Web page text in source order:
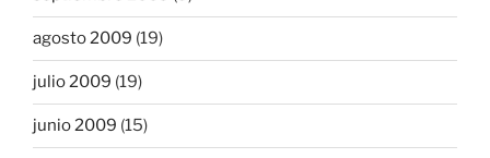
agosto 2009 (19)
julio 2009 (19)
junio 2009 (15)